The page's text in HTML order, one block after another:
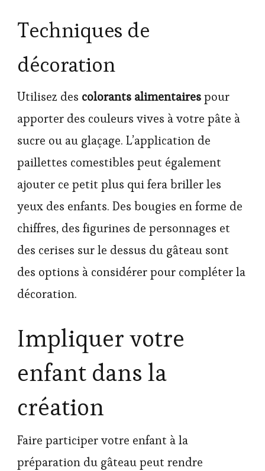
Techniques de
décoration
Utilisez des colorants alimentairespour
apporter des couleurs vives à votre pâte à
sucre ou au glaçage. L’application de
paillettes comestibles peut également
ajouter ce petit plus qui fera briller les
yeux des enfants. Des bougies en forme de
chiffres, des figurines de personnages et
des cerises sur le dessus du gâteau sont
des options à considérer pour compléter la
décoration.
Impliquer votre
enfant dans la
création
Faire participer votre enfant à la
préparation du gâteau peut rendre